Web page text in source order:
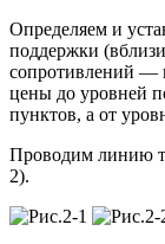
Определяем и
поддержки
сопротивлений —
цены до уровней
пунктов, а от
Проводим линию
2).